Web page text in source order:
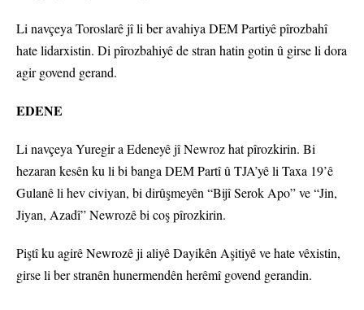
Li navçeya Toroslarê jî li ber avahiya DEM Partiyê pîrozbahî
hate lidarxistin. Di pîrozbahiyê de stran hatin gotin û girse li dora
agir govend gerand.
EDENE
Li navçeya Yuregir a Edeneyê jî Newroz hat pîrozkirin. Bi
hezaran kesên ku li bi banga DEM Partî û TJA’yê li Taxa 19’ê
Gulanê li hev civiyan, bi dirûşmeyên “Bijî Serok Apo” ve “Jin,
Jiyan, Azadî” Newrozê bi coş pîrozkirin.
Piştî ku agirê Newrozê ji aliyê Dayikên Aşitiyê ve hate vêxistin,
girse li ber stranên hunermendên herêmî govend gerandin.